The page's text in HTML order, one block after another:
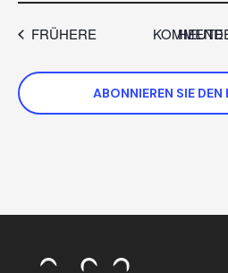
FRÜHEREEREIGNISSEHEUTE
ABONNIEREN SIE DEN